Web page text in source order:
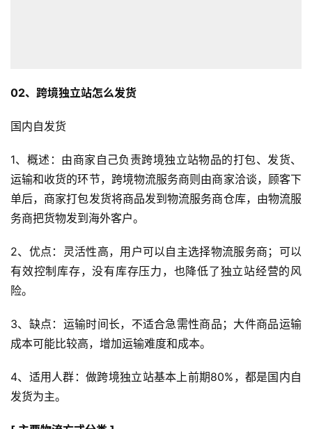
02、跨境独立站怎么发货
国内自发货
1、概述：由商家自己负责跨境独立站物品的打包、发货、
运输和收货的环节，跨境物流服务商则由商家洽谈，顾客下
单后，商家打包发货将商品发到物流服务商仓库，由物流服
务商把货物发到海外客户。
2、优点：灵活性高，用户可以自主选择物流服务商；可以
有效控制库存，没有库存压力，也降低了独立站经营的风
险。
3、缺点：运输时间长，不适合急需性商品；大件商品运输
成本可能比较高，增加运输难度和成本。
4、适用人群：做跨境独立站基本上前期80%，都是国内自
发货为主。